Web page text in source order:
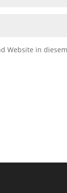
Website in